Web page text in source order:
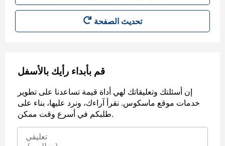
تحديث الصفحة
قم بأبداء رأيك بالأسفل
إن أسئلتك وتعليقاتك لهي أداة قيمة تساعدنا على تطوير
خدمات موقع ماسكوس. نقرأ آراءك، ونرد عليها، بناء على
طلبكم في أسرع وقت ممكن.